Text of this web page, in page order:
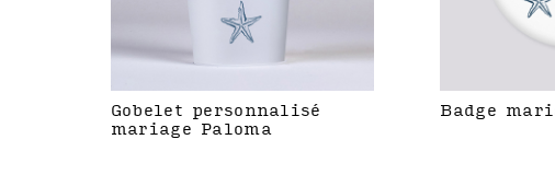
Gobelet personnalisé
mariage Paloma
Badge